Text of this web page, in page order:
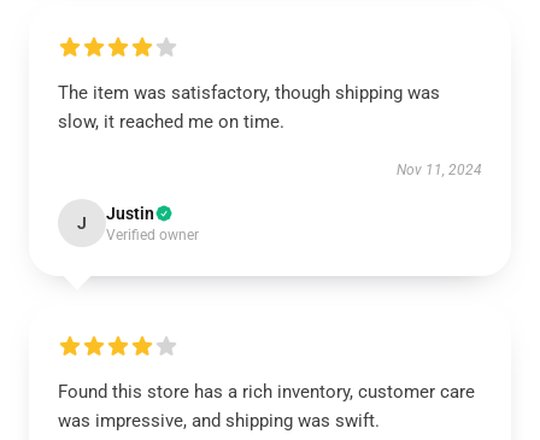
The item was satisfactory, though shipping was
slow, it reached me on time.
Nov 11, 2024
J Justin
Verified owner
Found this store has a rich inventory, customer care
was impressive, and shipping was swift.